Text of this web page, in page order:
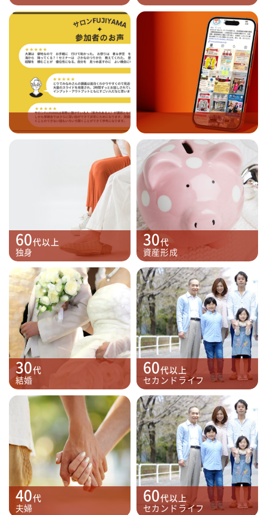
60代以上
独身
30代
資産形成
30代
結婚
60代以上
セカンドライフ
40代
夫婦
60代以上
セカンドライフ